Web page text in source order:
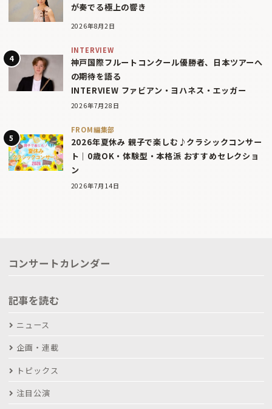
が奏でる極上の響き
2026年8月2日
INTERVIEW
神戸国際フルートコンクール優勝者、日本ツアーへ
の期待を語る
INTERVIEW ファビアン・ヨハネス・エッガー
2026年7月28日
FROM編集部
2026年夏休み 親子で楽しむ♪クラシックコンサー
ト｜0歳OK・体験型・本格派 おすすめセレクショ
ン
2026年7月14日
コンサートカレンダー
記事を読む
ニュース
企画・連載
トピックス
注目公演